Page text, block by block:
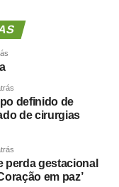
(PLP)
Derrite (PP-
em julho
Nelsinho Trad
mediante
definido de
de cirurgias
perda gestacional
em paz’